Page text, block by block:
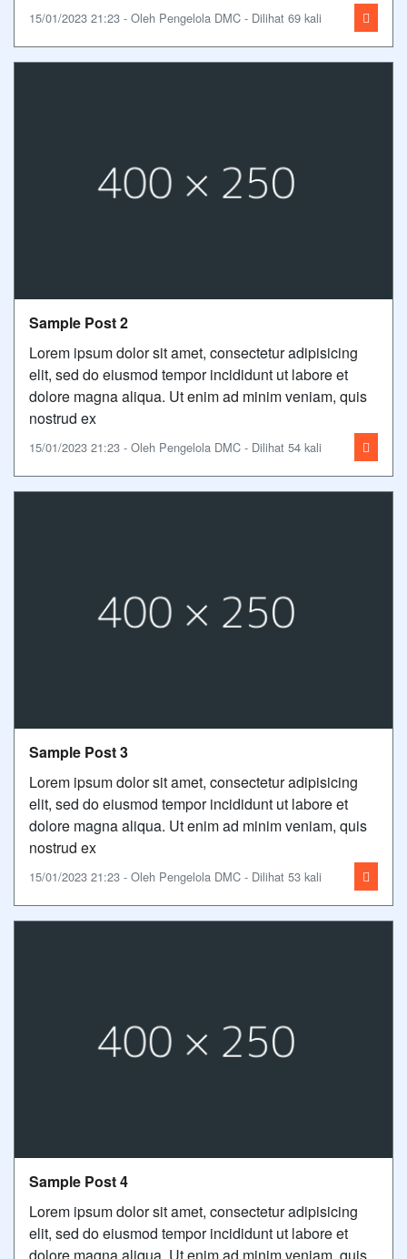
15/01/2023 21:23 - Oleh Pengelola DMC - Dilihat 69 kali
Sample Post 2
Lorem ipsum dolor sit amet, consectetur adipisicing
elit, sed do eiusmod tempor incididunt ut labore et
dolore magna aliqua. Ut enim ad minim veniam, quis
nostrud ex
15/01/2023 21:23 - Oleh Pengelola DMC - Dilihat 54 kali
Sample Post 3
Lorem ipsum dolor sit amet, consectetur adipisicing
elit, sed do eiusmod tempor incididunt ut labore et
dolore magna aliqua. Ut enim ad minim veniam, quis
nostrud ex
15/01/2023 21:23 - Oleh Pengelola DMC - Dilihat 53 kali
Sample Post 4
Lorem ipsum dolor sit amet, consectetur adipisicing
elit, sed do eiusmod tempor incididunt ut labore et